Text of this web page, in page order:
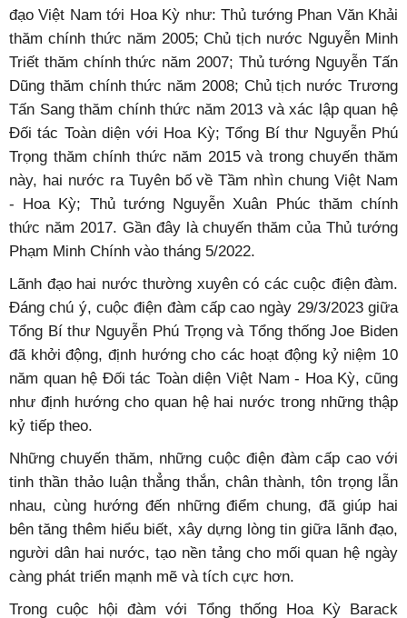
đạo Việt Nam tới Hoa Kỳ như: Thủ tướng Phan Văn Khải
thăm chính thức năm 2005; Chủ tịch nước Nguyễn Minh
Triết thăm chính thức năm 2007; Thủ tướng Nguyễn Tấn
Dũng thăm chính thức năm 2008; Chủ tịch nước Trương
Tấn Sang thăm chính thức năm 2013 và xác lập quan hệ
Đối tác Toàn diện với Hoa Kỳ; Tổng Bí thư Nguyễn Phú
Trọng thăm chính thức năm 2015 và trong chuyến thăm
này, hai nước ra Tuyên bố về Tầm nhìn chung Việt Nam
- Hoa Kỳ; Thủ tướng Nguyễn Xuân Phúc thăm chính
thức năm 2017. Gần đây là chuyến thăm của Thủ tướng
Phạm Minh Chính vào tháng 5/2022.
Lãnh đạo hai nước thường xuyên có các cuộc điện đàm.
Đáng chú ý, cuộc điện đàm cấp cao ngày 29/3/2023 giữa
Tổng Bí thư Nguyễn Phú Trọng và Tổng thống Joe Biden
đã khởi động, định hướng cho các hoạt động kỷ niệm 10
năm quan hệ Đối tác Toàn diện Việt Nam - Hoa Kỳ, cũng
như định hướng cho quan hệ hai nước trong những thập
kỷ tiếp theo.
Những chuyến thăm, những cuộc điện đàm cấp cao với
tinh thần thảo luận thẳng thắn, chân thành, tôn trọng lẫn
nhau, cùng hướng đến những điểm chung, đã giúp hai
bên tăng thêm hiểu biết, xây dựng lòng tin giữa lãnh đạo,
người dân hai nước, tạo nền tảng cho mối quan hệ ngày
càng phát triển mạnh mẽ và tích cực hơn.
Trong cuộc hội đàm với Tổng thống Hoa Kỳ Barack